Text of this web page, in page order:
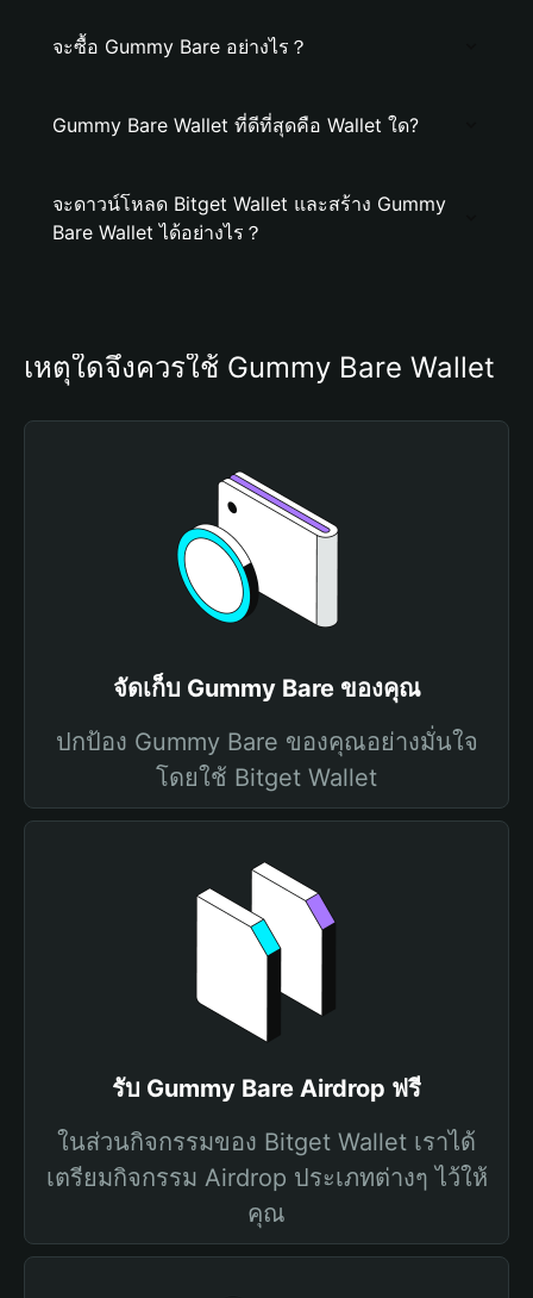
จะซื้อ Gummy Bare อย่างไร？
Gummy Bare Wallet ที่ดีที่สุดคือ Wallet ใด?
จะดาวน์โหลด Bitget Wallet และสร้าง Gummy
Bare Wallet ได้อย่างไร？
เหตุใดจึงควรใช้ Gummy Bare Wallet
จัดเก็บ Gummy Bare ของคุณ
ปกป้อง Gummy Bare ของคุณอย่างมั่นใจ
โดยใช้ Bitget Wallet
รับ Gummy Bare Airdrop ฟรี
ในส่วนกิจกรรมของ Bitget Wallet เราได้
เตรียมกิจกรรม Airdrop ประเภทต่างๆ ไว้ให้
คุณ